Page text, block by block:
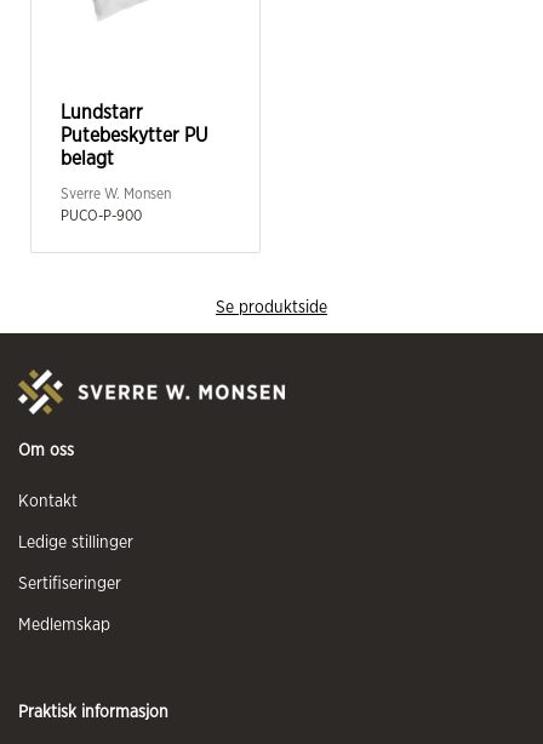
Lundstarr
Putebeskytter PU
belagt
Sverre W. Monsen
PUCO-P-900
Se produktside
Om oss
Kontakt
Ledige stillinger
Sertifiseringer
Medlemskap
Praktisk informasjon